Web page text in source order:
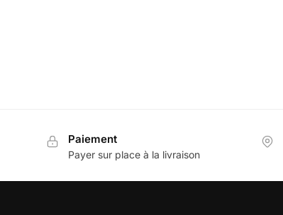
Paiement
Payer sur place à la livraison